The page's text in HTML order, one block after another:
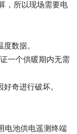
，所以现场需要电
数据。
一个供暖期内无需
奇进行破坏。
电池供电遥测终端